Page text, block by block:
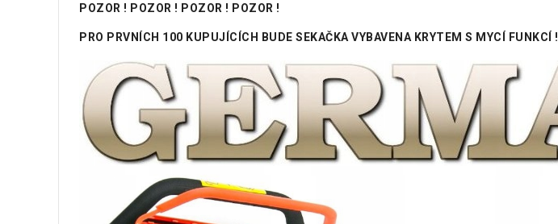
POZOR ! POZOR ! POZOR ! POZOR !
PRO PRVNÍCH 100 KUPUJÍCÍCH BUDE SEKAČKA VYBAVENA KRYTEM S MYCÍ FUNKCÍ !